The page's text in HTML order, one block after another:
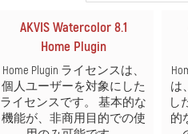
AKVIS Watercolor 8.1
Home Plugin
Home Plugin ライセンスは、
個人ユーザーを対象にした
ライセンスです。 基本的な
機能が、非商用目的での使
は
し
的